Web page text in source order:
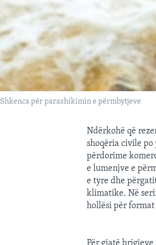
Shkenca për parashikimin e përmbytjeve
Ndërkohë që
shoqëria civile
përdorime
e lumenjve e
e tyre dhe
klimatike. Në
hollësi për